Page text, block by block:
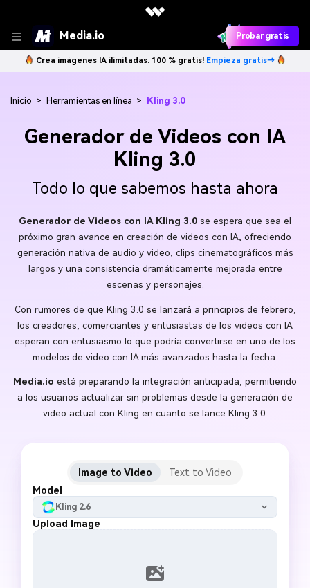
Media.io Probar gratis
Crea imágenes IA ilimitadas. 100 % gratis! Empieza gratis→
Inicio > Herramientas en línea > Kling 3.0
Generador de Videos con IA
Kling 3.0
Todo lo que sabemos hasta ahora
Generador de Videos con IA Kling 3.0 se espera que sea el
próximo gran avance en creación de videos con IA, ofreciendo
generación nativa de audio y video, clips cinematográficos más
largos y una consistencia dramáticamente mejorada entre
escenas y personajes.
Con rumores de que Kling 3.0 se lanzará a principios de febrero,
los creadores, comerciantes y entusiastas de los videos con IA
esperan con entusiasmo lo que podría convertirse en uno de los
modelos de video con IA más avanzados hasta la fecha.
Media.io está preparando la integración anticipada, permitiendo
a los usuarios actualizar sin problemas desde la generación de
video actual con Kling en cuanto se lance Kling 3.0.
Image to Video
Text to Video
Model
Kling 2.6
Upload Image